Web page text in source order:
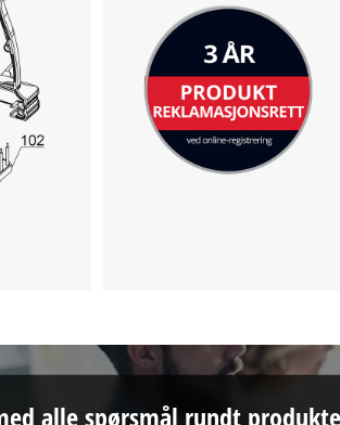
alle spørsmål rundt